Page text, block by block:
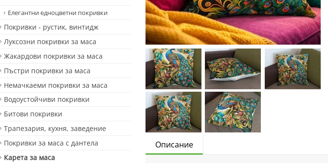
Елегантни едноцветни покривки
Покривки - рустик, винтидж
Луксозни покривки за маса
Жакардови покривки за маса
Пъстри покривки за маса
Немачкаеми покривки за маса
Водоустойчиви покривки
Битови покривки
Трапезария, кухня, заведение
Покривки за маса с дантела
Карета за маса
Описание